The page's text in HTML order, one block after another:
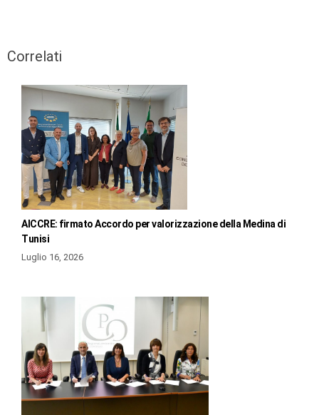
Correlati
AICCRE: firmato Accordo per valorizzazione della Medina di
Tunisi
Luglio 16, 2026